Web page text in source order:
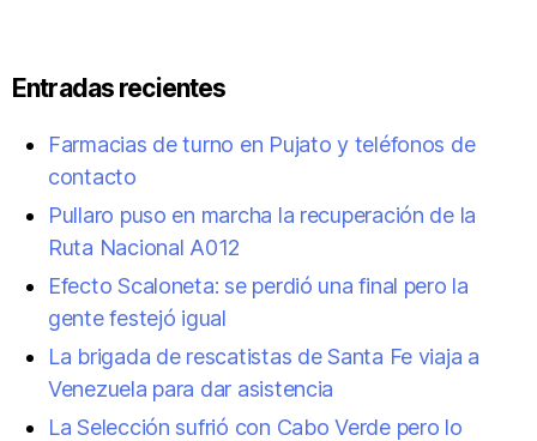
Entradas recientes
Farmacias de turno en Pujato y teléfonos de
contacto
Pullaro puso en marcha la recuperación de la
Ruta Nacional A012
Efecto Scaloneta: se perdió una final pero la
gente festejó igual
La brigada de rescatistas de Santa Fe viaja a
Venezuela para dar asistencia
La Selección sufrió con Cabo Verde pero lo